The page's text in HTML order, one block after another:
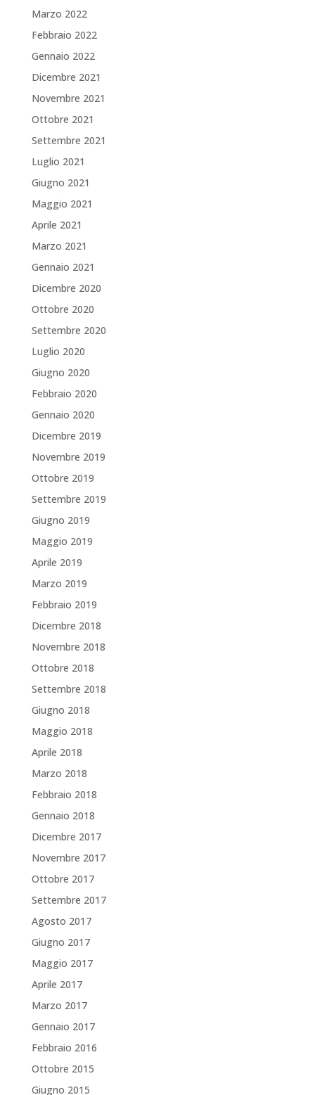
Marzo 2022
Febbraio 2022
Gennaio 2022
Dicembre 2021
Novembre 2021
Ottobre 2021
Settembre 2021
Luglio 2021
Giugno 2021
Maggio 2021
Aprile 2021
Marzo 2021
Gennaio 2021
Dicembre 2020
Ottobre 2020
Settembre 2020
Luglio 2020
Giugno 2020
Febbraio 2020
Gennaio 2020
Dicembre 2019
Novembre 2019
Ottobre 2019
Settembre 2019
Giugno 2019
Maggio 2019
Aprile 2019
Marzo 2019
Febbraio 2019
Dicembre 2018
Novembre 2018
Ottobre 2018
Settembre 2018
Giugno 2018
Maggio 2018
Aprile 2018
Marzo 2018
Febbraio 2018
Gennaio 2018
Dicembre 2017
Novembre 2017
Ottobre 2017
Settembre 2017
Agosto 2017
Giugno 2017
Maggio 2017
Aprile 2017
Marzo 2017
Gennaio 2017
Febbraio 2016
Ottobre 2015
Giugno 2015